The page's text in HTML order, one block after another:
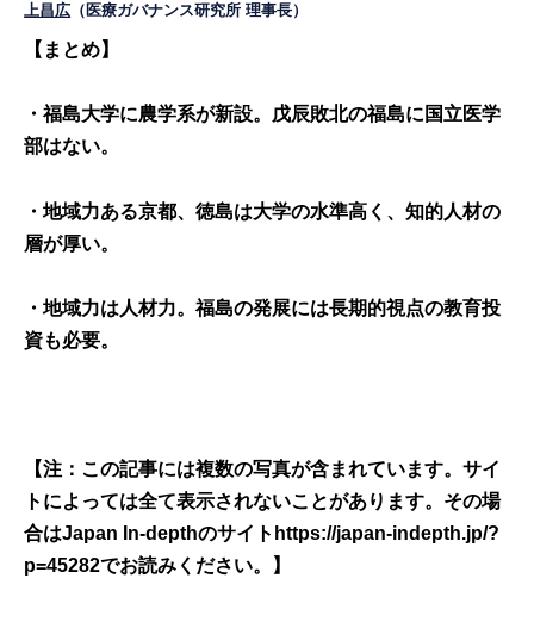
上昌広 （医療ガバナンス研究所 理事長）
【まとめ】
・福島大学に農学系が新設。戊辰敗北の福島に国立医学
部はない。
・地域力ある京都、徳島は大学の水準高く、知的人材の
層が厚い。
・地域力は人材力。福島の発展には長期的視点の教育投
資も必要。
【注：この記事には複数の写真が含まれています。サイ
トによっては全て表示されないことがあります。その場
合はJapan In-depthのサイト https://japan-indepth.jp/?
p=45282でお読みください。】